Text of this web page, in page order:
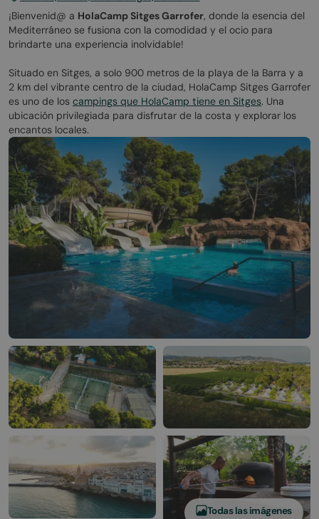
¡Bienvenid@ a HolaCamp Sitges Garrofer, donde la esencia del
Mediterráneo se fusiona con la comodidad y el ocio para
brindarte una experiencia inolvidable!
Situado en Sitges, a solo 900 metros de la playa de la Barra y a
2 km del vibrante centro de la ciudad, HolaCamp Sitges Garrofer
es uno de los campings que HolaCamp tiene en Sitges. Una
ubicación privilegiada para disfrutar de la costa y explorar los
encantos locales.
Todas las imágenes